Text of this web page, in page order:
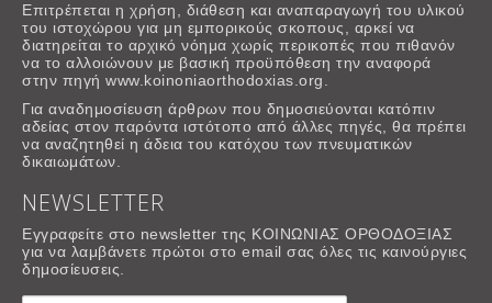
Επιτρέπεται η χρήση, διάθεση και αναπαραγωγή του υλικού
του ιστοχώρου για μη εμπορικούς σκοπους, αρκεί να
διατηρείται το αρχικό νόημα χωρίς περικοπές που πιθανόν
να το αλλοιώνουν με βασική προϋπόθεση την αναφορά
στην πηγή www.koinoniaorthodoxias.org.
Για αναδημοσίευση άρθρων που δημοσιεύονται κατόπιν
αδείας στον παρόντα ιστότοπο από άλλες πηγές, θα πρέπει
να αναζητηθεί η άδεια του κατόχου των πνευματικών
δικαιωμάτων.
NEWSLETTER
Εγγραφείτε στο newsletter της ΚΟΙΝΩΝΙΑΣ ΟΡΘΟΔΟΞΙΑΣ
για να λαμβάνετε πρώτοι στο email σας όλες τις καινούργιες
δημοσίευσεις.